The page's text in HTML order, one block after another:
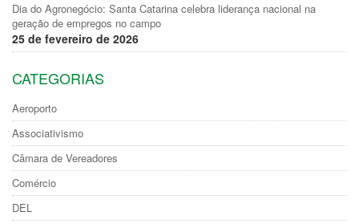
Dia do Agronegócio: Santa Catarina celebra liderança nacional na
geração de empregos no campo
25 de fevereiro de 2026
CATEGORIAS
Aeroporto
Associativismo
Câmara de Vereadores
Comércio
DEL